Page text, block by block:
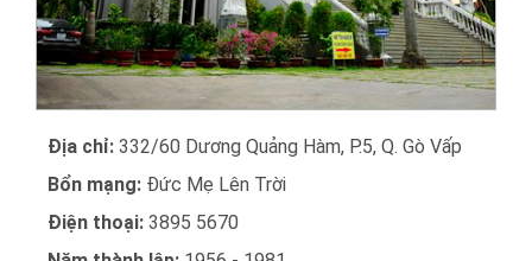
Địa chỉ: 332/60 Dương Quảng Hàm, P.5, Q. Gò Vấp
Bổn mạng: Đức Mẹ Lên Trời
Điện thoại: 3895 5670